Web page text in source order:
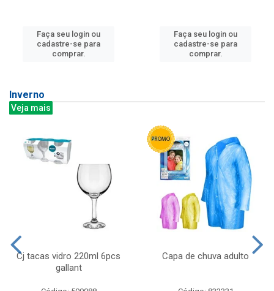
Faça seu login ou
cadastre-se para
comprar.
Faça seu login ou
cadastre-se para
comprar.
Inverno
Veja mais
Cj tacas vidro 220ml 6pcs
gallant
Capa de chuva adulto